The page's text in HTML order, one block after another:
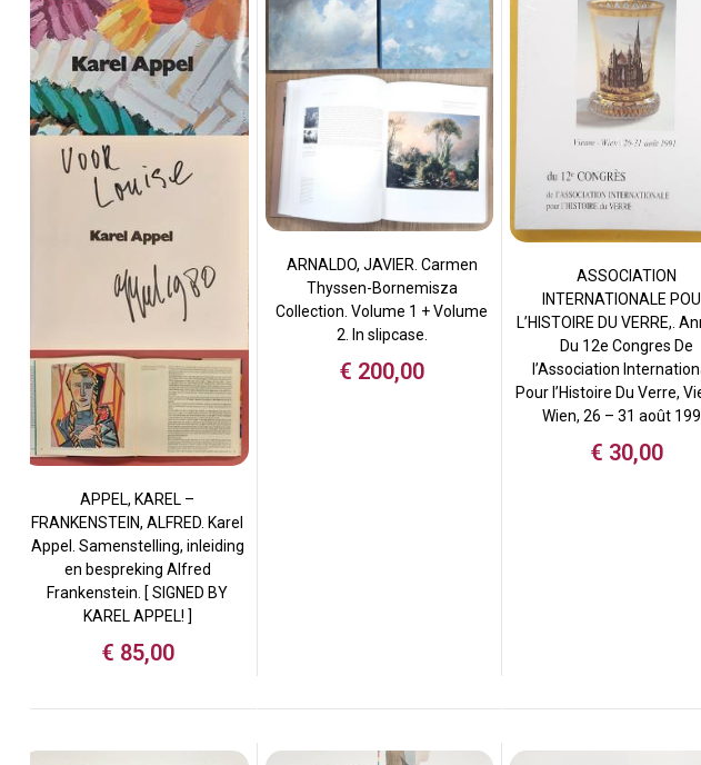
APPEL, KAREL –
FRANKENSTEIN, ALFRED. Karel
Appel. Samenstelling, inleiding
en bespreking Alfred
Frankenstein. [ SIGNED BY
KAREL APPEL! ]
€ 85,00
ARNALDO, JAVIER. Carmen
Thyssen-Bornemisza
Collection. Volume 1 + Volume
2. In slipcase.
€ 200,00
ASSOCIATION
INTERNATIONALE
L’HISTOIRE DU VERRE,.
Du 12e Congres De
l’Association
Pour l’Histoire Du Verre,
Wien, 26 – 31 août
€ 30,00